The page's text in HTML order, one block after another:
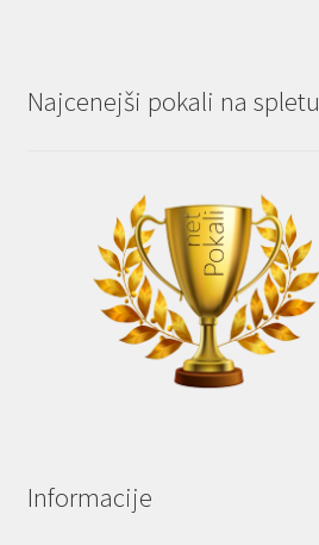
Najcenejši pokali na spletu
Informacije